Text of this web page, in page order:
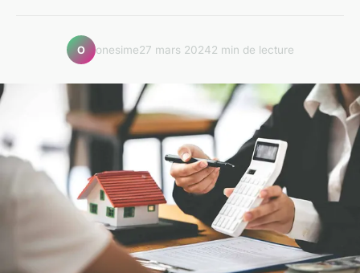
O onesime27 mars 20242 min de lecture